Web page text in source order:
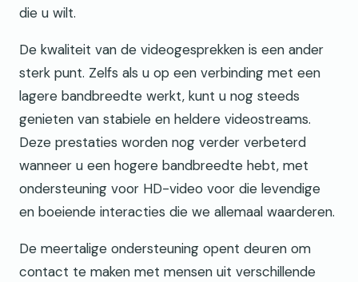
die u wilt.
De kwaliteit van de videogesprekken is een ander
sterk punt. Zelfs als u op een verbinding met een
lagere bandbreedte werkt, kunt u nog steeds
genieten van stabiele en heldere videostreams.
Deze prestaties worden nog verder verbeterd
wanneer u een hogere bandbreedte hebt, met
ondersteuning voor HD-video voor die levendige
en boeiende interacties die we allemaal waarderen.
De meertalige ondersteuning opent deuren om
contact te maken met mensen uit verschillende